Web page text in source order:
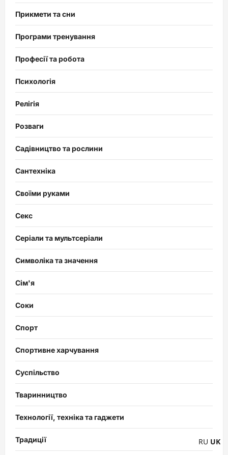
Прикмети та сни
Програми тренування
Професії та робота
Психологія
Релігія
Розваги
Садівництво та рослини
Сантехніка
Своїми руками
Секс
Серіали та мультсеріали
Символіка та значення
Сім'я
Соки
Спорт
Спортивне харчування
Суспільство
Тваринництво
Технології, техніка та гаджети
Традиції RU UK